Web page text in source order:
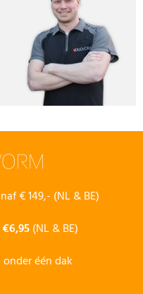
€ 149,- (NL & BE)
€6,95(NL & BE)
één dak